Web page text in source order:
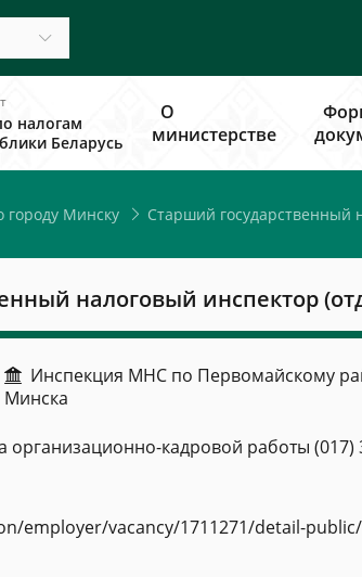
налогам
Беларусь
О
министерстве
Минску Старший государственный
налоговый инспектор
Инспекция МНС по Первомайскому
Минска
организационно-кадровой работы (017)
employer/vacancy/1711271/detail-public/